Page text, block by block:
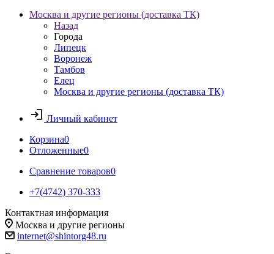
Москва и другие регионы (доставка ТК)
Назад
Города
Липецк
Воронеж
Тамбов
Елец
Москва и другие регионы (доставка ТК)
Личный кабинет
Корзина0
Отложенные0
Сравнение товаров0
+7(4742) 370-333
Контактная информация
Москва и другие регионы
internet@shintorg48.ru